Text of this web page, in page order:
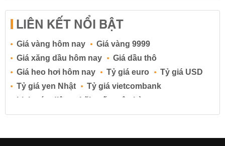
LIÊN KẾT NỔI BẬT
Giá vàng hôm nay
Giá vàng 9999
Giá xăng dầu hôm nay
Giá dầu thô
Giá heo hơi hôm nay
Tỷ giá euro
Tỷ giá USD
Tỷ giá yen Nhật
Tỷ giá vietcombank
Lịch cúp điện
Lãi suất ngân hàng
Lãi suất tiết kiệm
Lãi suất tiền gửi